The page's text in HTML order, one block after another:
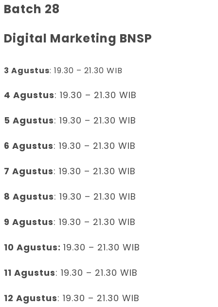
Batch 28
Digital Marketing BNSP
3 Agustus: 19.30 – 21.30 WIB
4 Agustus: 19.30 – 21.30 WIB
5 Agustus: 19.30 – 21.30 WIB
6 Agustus: 19.30 – 21.30 WIB
7 Agustus: 19.30 – 21.30 WIB
8 Agustus: 19.30 – 21.30 WIB
9 Agustus: 19.30 – 21.30 WIB
10 Agustus: 19.30 – 21.30 WIB
11 Agustus: 19.30 – 21.30 WIB
12 Agustus: 19.30 – 21.30 WIB